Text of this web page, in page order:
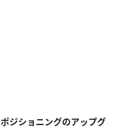
ポジショニングのアップグ